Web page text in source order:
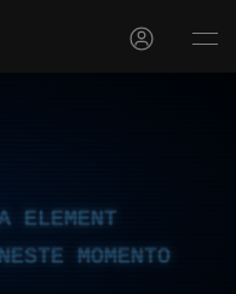
ELEMENT
MOMENTO